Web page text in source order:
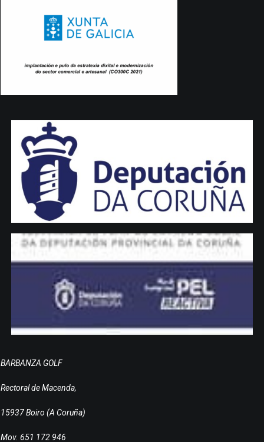
BARBANZA GOLF
Rectoral de Macenda,
15937 Boiro (A Coruña)
Mov. 651 172 946